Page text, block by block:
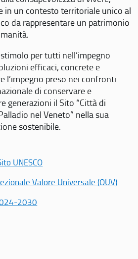
in un contesto territoriale unico al
da rappresentare un patrimonio
per tutti nell’impegno
efficaci, concrete e
l’impegno preso nei confronti
di conservare e
generazioni il Sito “Città di
nel Veneto” nella sua
sostenibile.
UNESCO
Valore Universale (OUV)
2030